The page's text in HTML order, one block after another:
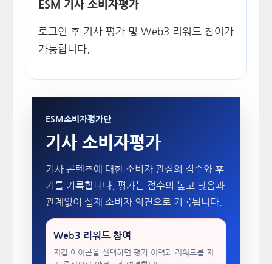
ESM 기사 소비자평가
로그인 후 기사 평가 및 Web3 리워드 참여가
가능합니다.
ESM소비자평가단
기사 소비자평가
기사 콘텐츠에 대한 소비자 관점의 점수와 후
기를 기록합니다. 평가는 점수의 높고 낮음과
관계없이 실제 소비자 의견으로 기록됩니다.
Web3 리워드 참여
지갑 아이콘을 선택하면 평가 이력과 리워드를 지